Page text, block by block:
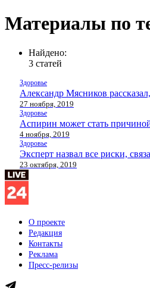
Материалы по
Найдено:
3 статей
Здоровье
Александр Мясников
27 ноября, 2019
Здоровье
Аспирин может стать
4 ноября, 2019
Здоровье
Эксперт назвал все риски,
23 октября, 2019
О проекте
Редакция
Контакты
Реклама
Пресс-релизы